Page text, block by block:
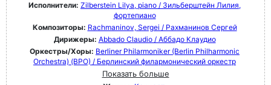
Исполнители: Zilberstein Lilya, piano / Зильберштейн Лилия,
фортепиано
Композиторы: Rachmaninov, Sergei / Рахманинов Сергей
Дирижеры: Abbado Claudio / Аббадо Клаудио
Оркестры/Хоры: Berliner Philarmoniker (Berlin Philharmonic
Orchestra) (BPO) / Берлинский филармонический оркестр
Показать больше